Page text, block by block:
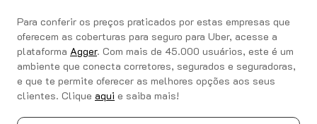
Para conferir os preços praticados por estas empresas que
oferecem as coberturas para seguro para Uber, acesse a
plataforma Agger. Com mais de 45.000 usuários, este é um
ambiente que conecta corretores, segurados e seguradoras,
e que te permite oferecer as melhores opções aos seus
clientes. Clique aqui e saiba mais!